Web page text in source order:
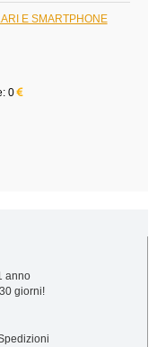
E SMARTPHONE
0
anno
giorni!